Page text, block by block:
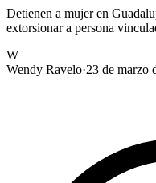
Detienen a mujer en
extorsionar a persona
W
Wendy Ravelo·23 de marzo